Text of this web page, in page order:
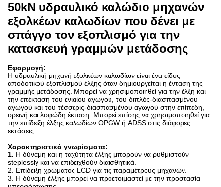
50kN υδραυλικό καλώδιο μηχανών
εξολκέων καλωδίων που δένει με
σπάγγο τον εξοπλισμό για την
κατασκευή γραμμών μετάδοσης
Εφαρμογή:
Η υδραυλική μηχανή εξολκέων καλωδίων είναι ένα είδος
αποδοτικού εξοπλισμού έλξης όταν δημιουργείται η ένταση της
γραμμής μετάδοσης. Μπορεί να χρησιμοποιηθεί για την έλξη και
την επέκταση του ενιαίου αγωγού, του διπλός-διασπασμένου
αγωγού και του τέσσερις-διασπασμένου αγωγού στην επίπεδη,
ορεινή και λοφώδη έκταση. Μπορεί επίσης να χρησιμοποιηθεί για
την επίδειξη έλξης καλωδίων OPGW ή ADSS στις διάφορες
εκτάσεις.
Χαρακτηριστικά γνωρίσματα:
1. Η δύναμη και η ταχύτητα έλξης μπορούν να ρυθμιστούν
steplessly και να επιδειχθούν διαισθητικά.
2. Επίδειξη χρώματος LCD για τις παραμέτρους μηχανών.
3. Η δύναμη έλξης μπορεί να προετοιμαστεί με την προστασία